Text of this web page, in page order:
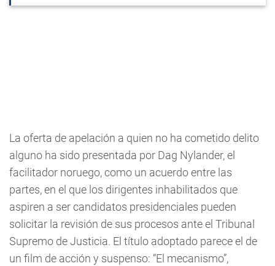
La oferta de apelación a quien no ha cometido delito
alguno ha sido presentada por Dag Nylander, el
facilitador noruego, como un acuerdo entre las
partes, en el que los dirigentes inhabilitados que
aspiren a ser candidatos presidenciales pueden
solicitar la revisión de sus procesos ante el Tribunal
Supremo de Justicia. El título adoptado parece el de
un film de acción y suspenso: “El mecanismo”,